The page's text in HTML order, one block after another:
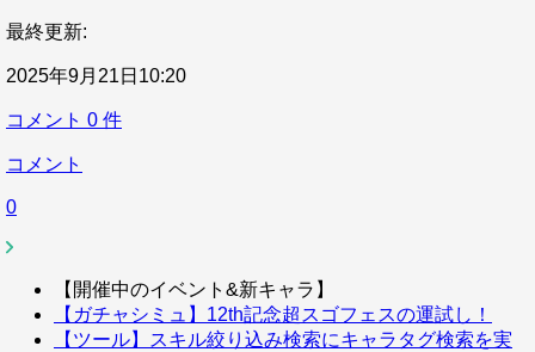
最終更新:
2025年9月21日10:20
コメント 0 件
コメント
0
【開催中のイベント&新キャラ】
【ガチャシミュ】12th記念超スゴフェスの運試し！
【ツール】スキル絞り込み検索にキャラタグ検索を実